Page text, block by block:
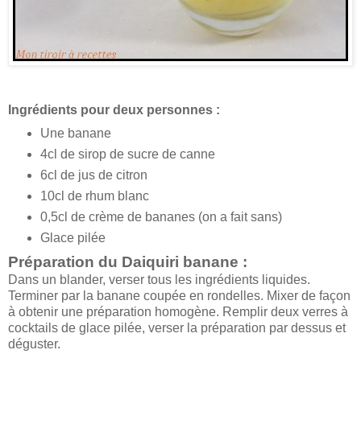
Ingrédients pour deux personnes :
Une banane
4cl de sirop de sucre de canne
6cl de jus de citron
10cl de rhum blanc
0,5cl de crème de bananes (on a fait sans)
Glace pilée
Préparation du Daiquiri banane :
Dans un blander, verser tous les ingrédients liquides.
Terminer par la banane coupée en rondelles. Mixer de façon
à obtenir une préparation homogène. Remplir deux verres à
cocktails de glace pilée, verser la préparation par dessus et
déguster.